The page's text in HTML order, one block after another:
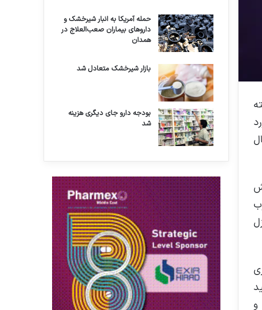
و
حمله آمریکا به انبار شیرخشک و
داروهای بیماران صعب‌العلاج در
همدان
بازار شیرخشک متعادل شد
بودجه دارو جای دیگری هزینه
شد